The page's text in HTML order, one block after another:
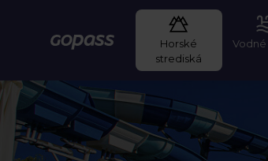
Gopass
Horské
strediská